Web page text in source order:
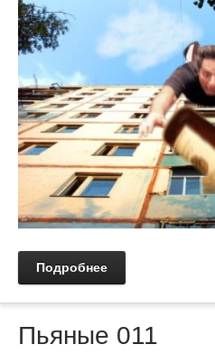
Подробнее
Пьяные 011